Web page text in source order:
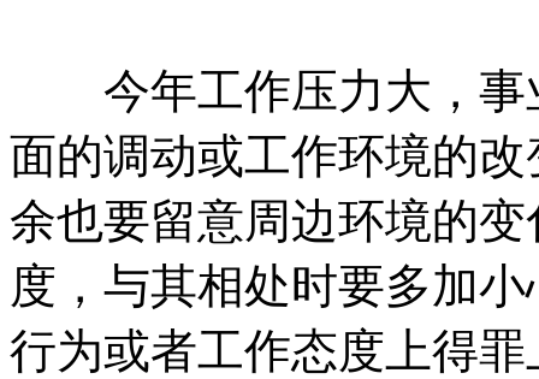
今年工作压力大，事
面的调动或工作环境的
余也要留意周边环境的
度，与其相处时要多加
行为或者工作态度上得